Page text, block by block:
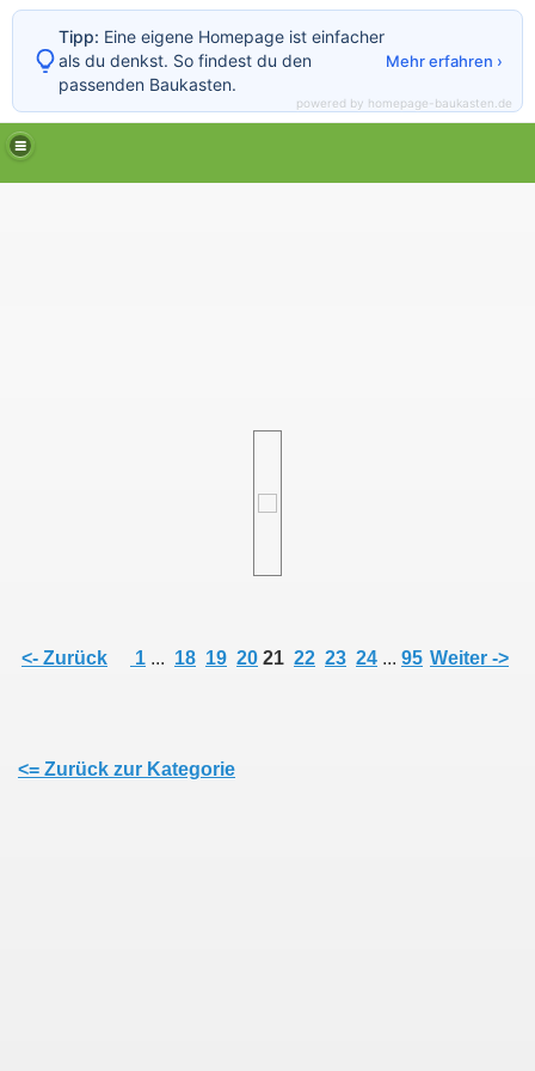
<- Zurück 1 ... 18 19 20 21 22 23 24 ... 95 Weiter ->
<= Zurück zur Kategorie
Tipp: Eine eigene Homepage ist einfacher
als du denkst. So findest du den
passenden Baukasten.
Mehr erfahren ›
powered by homepage-baukasten.de